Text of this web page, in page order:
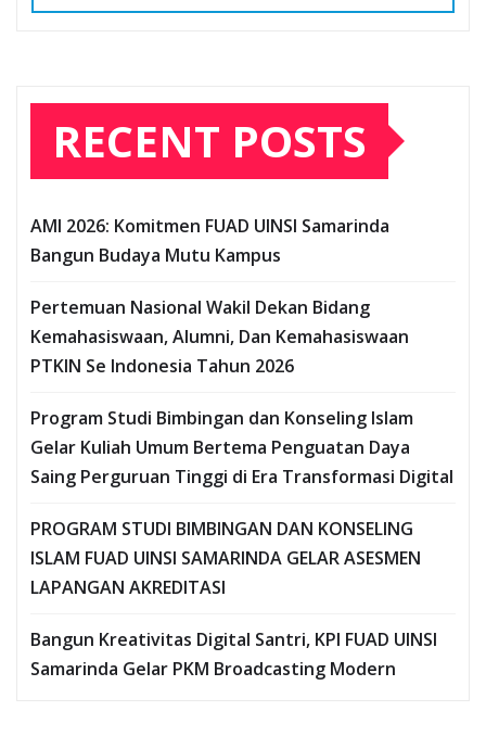
RECENT POSTS
AMI 2026: Komitmen FUAD UINSI Samarinda
Bangun Budaya Mutu Kampus
Pertemuan Nasional Wakil Dekan Bidang
Kemahasiswaan, Alumni, Dan Kemahasiswaan
PTKIN Se Indonesia Tahun 2026
Program Studi Bimbingan dan Konseling Islam
Gelar Kuliah Umum Bertema Penguatan Daya
Saing Perguruan Tinggi di Era Transformasi Digital
PROGRAM STUDI BIMBINGAN DAN KONSELING
ISLAM FUAD UINSI SAMARINDA GELAR ASESMEN
LAPANGAN AKREDITASI
Bangun Kreativitas Digital Santri, KPI FUAD UINSI
Samarinda Gelar PKM Broadcasting Modern